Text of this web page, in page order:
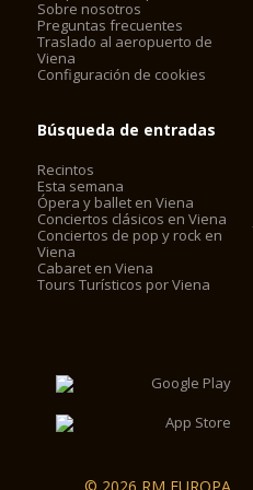
Sobre nosotros
Preguntas frecuentes
Traslado al aeropuerto de
Viena
Configuración de cookies
Búsqueda de entradas
Recintos
Esta semana
Ópera y ballet en Viena
Conciertos clásicos en Viena
Conciertos de pop y rock en
Viena
Cabaret en Viena
Tours Turísticos por Viena